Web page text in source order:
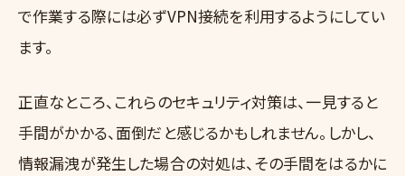
で作業する際には必ずVPN接続を利用するようにしてい
ます。
正直なところ、これらのセキュリティ対策は、一見すると
手間がかかる、面倒だと感じるかもしれません。しかし、
情報漏洩が発生した場合の対処は、その手間をはるかに